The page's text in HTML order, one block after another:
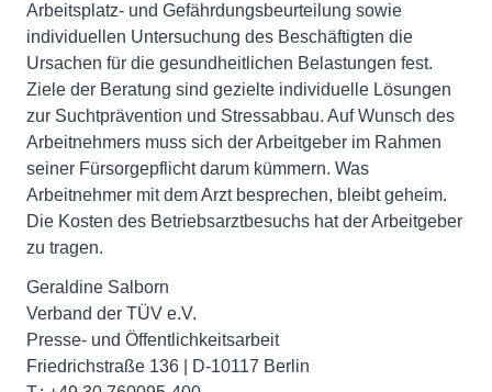
Arbeitsplatz- und Gefährdungsbeurteilung sowie
individuellen Untersuchung des Beschäftigten die
Ursachen für die gesundheitlichen Belastungen fest.
Ziele der Beratung sind gezielte individuelle Lösungen
zur Suchtprävention und Stressabbau. Auf Wunsch des
Arbeitnehmers muss sich der Arbeitgeber im Rahmen
seiner Fürsorgepflicht darum kümmern. Was
Arbeitnehmer mit dem Arzt besprechen, bleibt geheim.
Die Kosten des Betriebsarztbesuchs hat der Arbeitgeber
zu tragen.
Geraldine Salborn
Verband der TÜV e.V.
Presse- und Öffentlichkeitsarbeit
Friedrichstraße 136 | D-10117 Berlin